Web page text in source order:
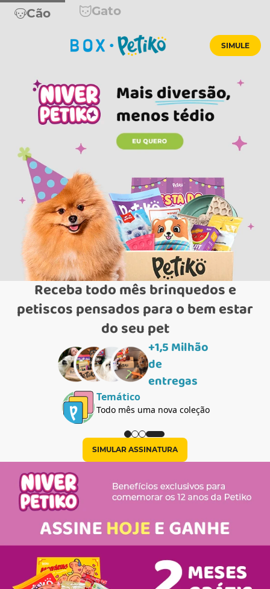
Cão Gato
SIMULE
Receba todo mês brinquedos e
petiscos pensados para o bem estar
do seu pet
+1,5 Milhão
de
entregas
Temático
Todo mês uma nova coleção
SIMULAR ASSINATURA